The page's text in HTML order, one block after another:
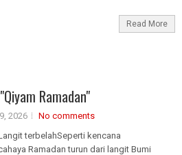
Read More
Ramadan"
2026
No comments
terbelahSeperti kencana
Ramadan turun dari langit Bumi